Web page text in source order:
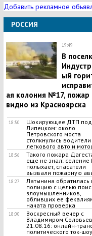
Добавить рекламное
РОССИЯ
19:49
В
ый
ая колония №17, пожар
видно из Красноярска
18:50
Шокирующее ДТП под
Липецком: около
Петровского моста
столкнулись водители
легкового авто и
18:36
Такого пожара
еще не знал: селение
полыхает, спасатели
вызвали пожарную
18:27
Латынина обратилась
полицию с целью
злоумышленников,
обливших ее
начата проверка
18:00
Воскресный вечер с
Владимиром
21.08.16: онлайн-
политического ток-шоу